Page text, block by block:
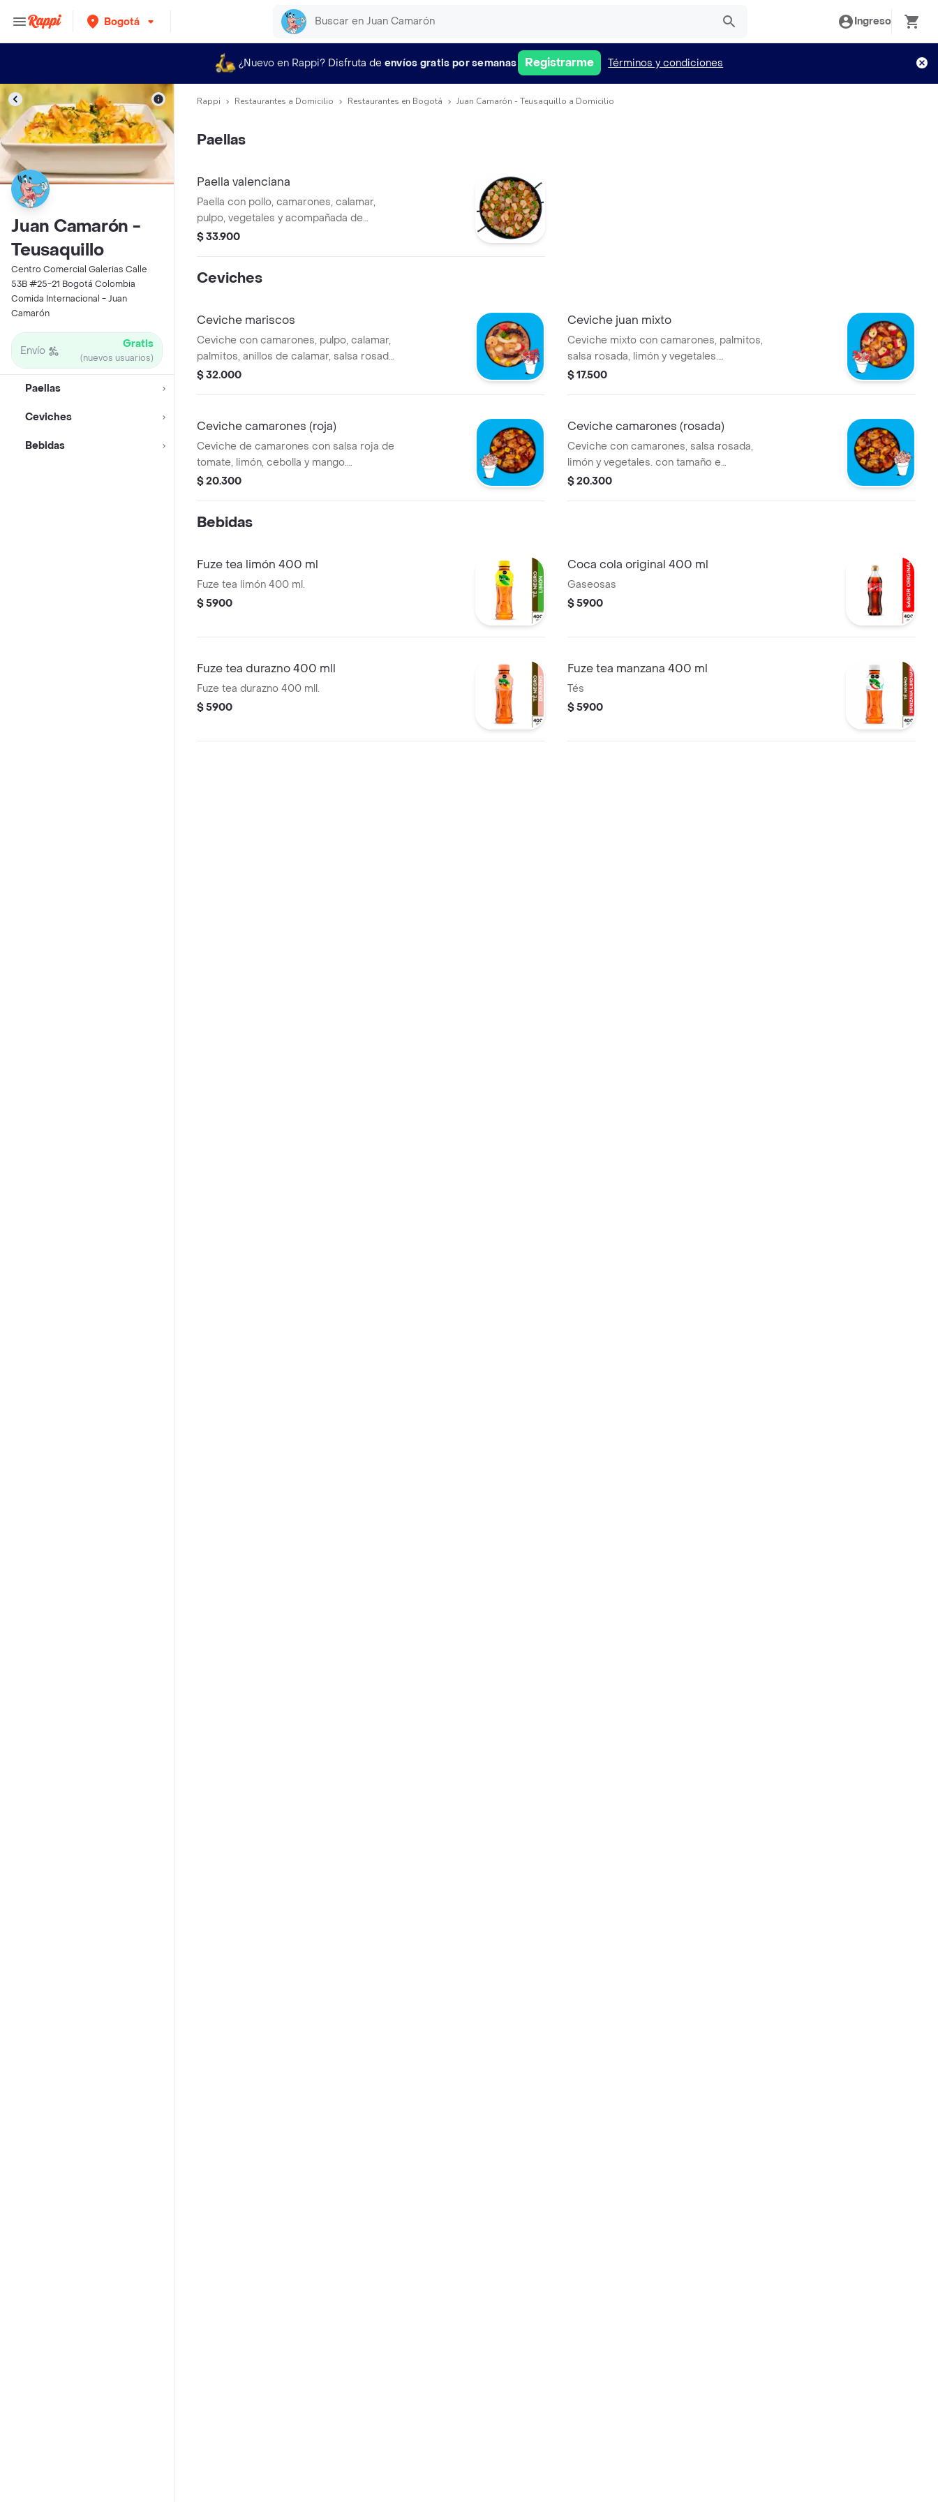
Bogotá Ingreso
¿Nuevo en Rappi? Disfruta de envíos gratis por semanas Registrarme Términos y condiciones
Juan Camarón -
Teusaquillo
Centro Comercial Galerias Calle
53B #25-21 Bogotá Colombia
Comida Internacional - Juan
Camarón
Envío Gratis
(nuevos usuarios)
Paellas
Ceviches
Bebidas
Rappi Restaurantes a Domicilio Restaurantes en Bogotá Juan Camarón - Teusaquillo a Domicilio
Paellas
Paella valenciana
Paella con pollo, camarones, calamar,
pulpo, vegetales y acompañada de
patacón/tostón de plátano.
$ 33.900
Ceviches
Ceviche mariscos
Ceviche con camarones, pulpo, calamar,
palmitos, anillos de calamar, salsa rosada,
limón, vegetales con ingredientes a
$ 32.000
Ceviche juan mixto
Ceviche mixto con camarones, palmitos,
salsa rosada, limón y vegetales.
Ingredientes a elegir.
$ 17.500
Ceviche camarones (roja)
Ceviche de camarones con salsa roja de
tomate, limón, cebolla y mango.
Ingredientes a elección.
$ 20.300
Ceviche camarones (rosada)
Ceviche con camarones, salsa rosada,
limón y vegetales. con tamaño e
ingredientes a elección.
$ 20.300
Bebidas
Fuze tea limón 400 ml
Fuze tea limón 400 ml.
$ 5900
Coca cola original 400 ml
Gaseosas
$ 5900
Fuze tea durazno 400 mll
Fuze tea durazno 400 mll.
$ 5900
Fuze tea manzana 400 ml
Tés
$ 5900